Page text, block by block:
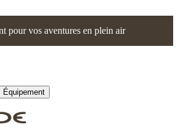
pour vos aventures en plein air
Équipement